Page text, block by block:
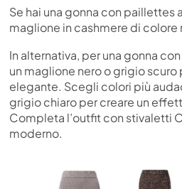
Se hai una gonna con paillettes
maglione in cashmere di colore
In alternativa, per una gonna
un maglione nero o grigio scuro
elegante. Scegli colori più
grigio chiaro per creare un
Completa l’outfit con stivaletti
moderno.